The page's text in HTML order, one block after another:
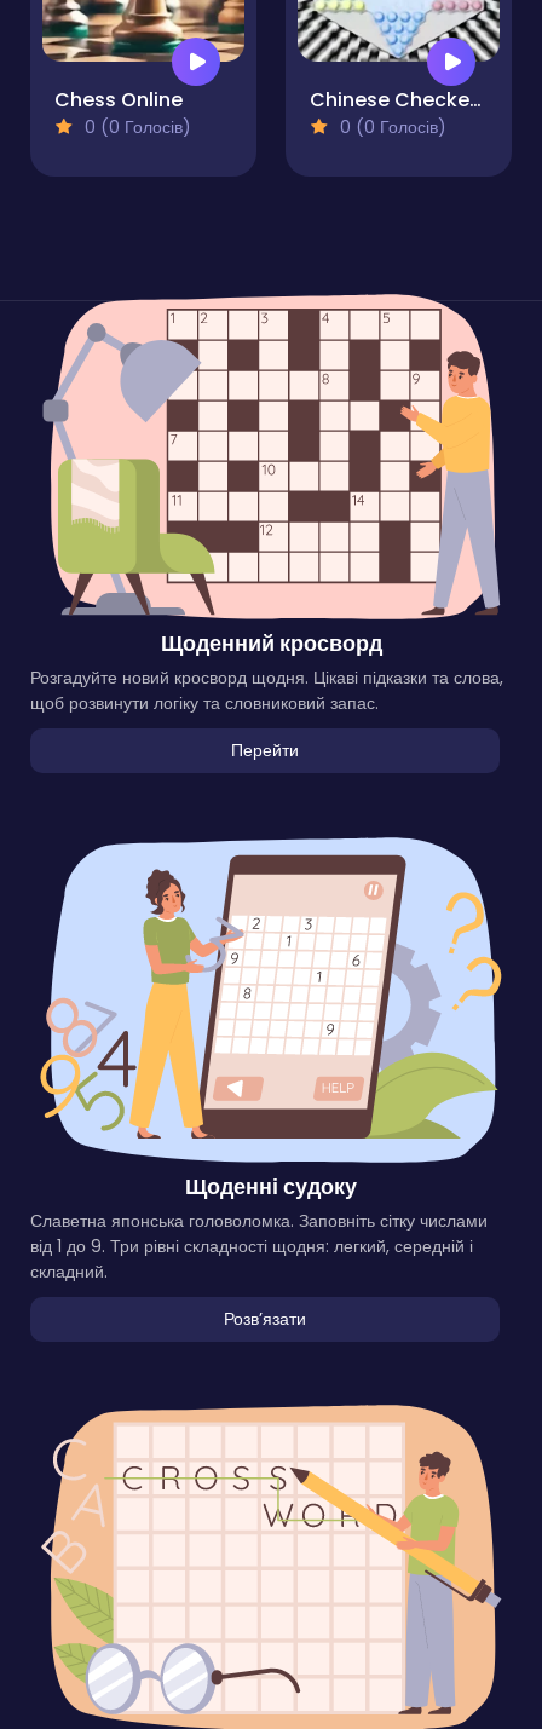
Chess Online
0 (0 Голосів)
Chinese Checkers Master
0 (0 Голосів)
Щоденний кросворд
Розгадуйте новий кросворд щодня. Цікаві підказки та слова,
щоб розвинути логіку та словниковий запас.
Перейти
Щоденні судоку
Славетна японська головоломка. Заповніть сітку числами
від 1 до 9. Три рівні складності щодня: легкий, середній і
складний.
Розвʼязати